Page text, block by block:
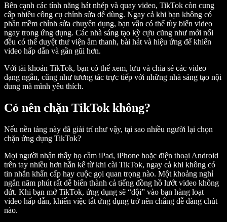
Bên cạnh các tính năng hát nhép và quay video, TikTok còn cung
cấp nhiều công cụ chỉnh sửa dễ dùng. Ngay cả khi bạn không có
phần mềm chỉnh sửa chuyên dụng, bạn vẫn có thể tùy biến video
ngay trong ứng dụng. Các nhà sáng tạo kỳ cựu cũng như mới nổi
đều có thể duyệt thư viện âm thanh, bài hát và hiệu ứng để khiến
video hấp dẫn và gần gũi hơn.
Với tài khoản TikTok, bạn có thể xem, lưu và chia sẻ các video
dạng ngắn, cũng như tương tác trực tiếp với những nhà sáng tạo nội
dung mà mình yêu thích.
Có nên chặn TikTok không?
Nếu nền tảng này đã giải trí như vậy, tại sao nhiều người lại chọn
chặn ứng dụng TikTok?
Mọi người nhận thấy họ cầm iPad, iPhone hoặc điện thoại Android
trên tay nhiều hơn hẳn kể từ khi cài TikTok, ngay cả khi không có
tin nhắn khẩn cấp hay cuộc gọi quan trọng nào. Một khoảng nghỉ
ngắn năm phút rất dễ biến thành cả tiếng đồng hồ lướt video không
dứt. Khi bạn mở TikTok, ứng dụng sẽ “dội” vào bạn hàng loạt
video hấp dẫn, khiến việc tắt ứng dụng trở nên chẳng dễ dàng chút
nào.